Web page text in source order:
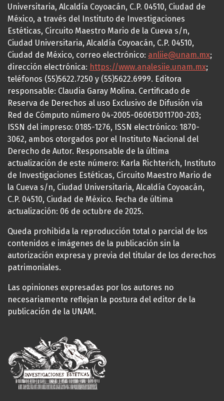
Universitaria, Alcaldía Coyoacán, C.P. 04510, Ciudad de
México, a través del Instituto de Investigaciones
Estéticas, Circuito Maestro Mario de la Cueva s/n,
Ciudad Universitaria, Alcaldía Coyoacán, C.P. 04510,
Ciudad de México, correo electrónico: anliie@unam.mx;
dirección electrónica: https://www.analesiie.unam.mx;
teléfonos (55)5622.7250 y (55)5622.6999. Editora
responsable: Claudia Garay Molina. Certificado de
Reserva de Derechos al uso Exclusivo de Difusión vía
Red de Cómputo número 04-2005-060613011700-203;
ISSN del impreso: 0185-1276, ISSN electrónico: 1870-
3062, ambos otorgados por el Instituto Nacional del
Derecho de Autor. Responsable de la última
actualización de este número: Karla Richterich, Instituto
de Investigaciones Estéticas, Circuito Maestro Mario de
la Cueva s/n, Ciudad Universitaria, Alcaldía Coyoacán,
C.P. 04510, Ciudad de México. Fecha de última
actualización: 06 de octubre de 2025.
Queda prohibida la reproducción total o parcial de los
contenidos e imágenes de la publicación sin la
autorización expresa y previa del titular de los derechos
patrimoniales.
Las opiniones expresadas por los autores no
necesariamente reflejan la postura del editor de la
publicación de la UNAM.